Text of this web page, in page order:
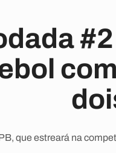
que estreará na